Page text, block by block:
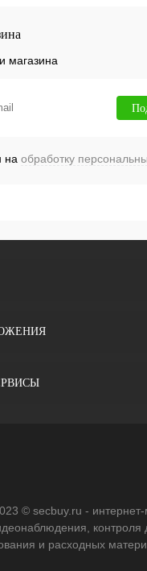
магазина
на обработку
© secbuy.ru - интернет-
контроля
и расходных